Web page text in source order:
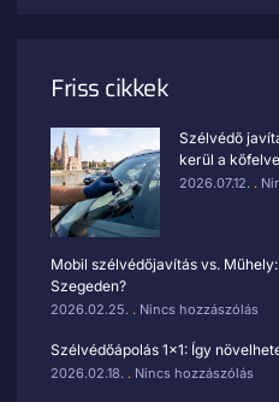
Friss cikkek
Szélvédő
kerül a
2026.07.12.
Mobil szélvédőjavítás vs.
Szegeden?
2026.02.25. Nincs hozzászólás
Szélvédőápolás 1×1: Így
2026.02.18. Nincs hozzászólás